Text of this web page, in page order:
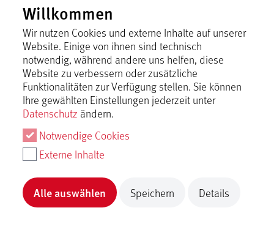
Inhalt laden
Münsingen
Inhalt laden
Ehemaliger Truppenübungsplatz
Münsingen
Inhalt laden
Ein Ausflug nach Blaubeuren
Münsingen
Willkommen
Wir nutzen Cookies und externe Inhalte auf unserer
Website. Einige von ihnen sind technisch
notwendig, während andere uns helfen, diese
Website zu verbessern oder zusätzliche
Funktionalitäten zur Verfügung stellen. Sie können
Ihre gewählten Einstellungen jederzeit unter
Datenschutz ändern.
Notwendige Cookies
Externe Inhalte
Alle auswählen Speichern Details